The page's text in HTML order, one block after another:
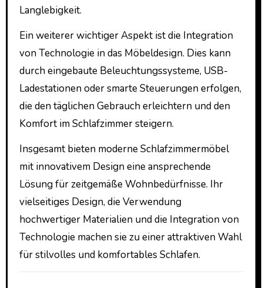
Langlebigkeit.
Ein weiterer wichtiger Aspekt ist die Integration
von Technologie in das Möbeldesign. Dies kann
durch eingebaute Beleuchtungssysteme, USB-
Ladestationen oder smarte Steuerungen erfolgen,
die den täglichen Gebrauch erleichtern und den
Komfort im Schlafzimmer steigern.
Insgesamt bieten moderne Schlafzimmermöbel
mit innovativem Design eine ansprechende
Lösung für zeitgemäße Wohnbedürfnisse. Ihr
vielseitiges Design, die Verwendung
hochwertiger Materialien und die Integration von
Technologie machen sie zu einer attraktiven Wahl
für stilvolles und komfortables Schlafen.